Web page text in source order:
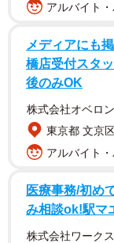
アルバイト
メディアにも
橋店受付スタ
後のみOK
株式会社オベロ
東京都 文京
アルバイト
医療事務/初め
み相談ok!駅マ
株式会社ワーク